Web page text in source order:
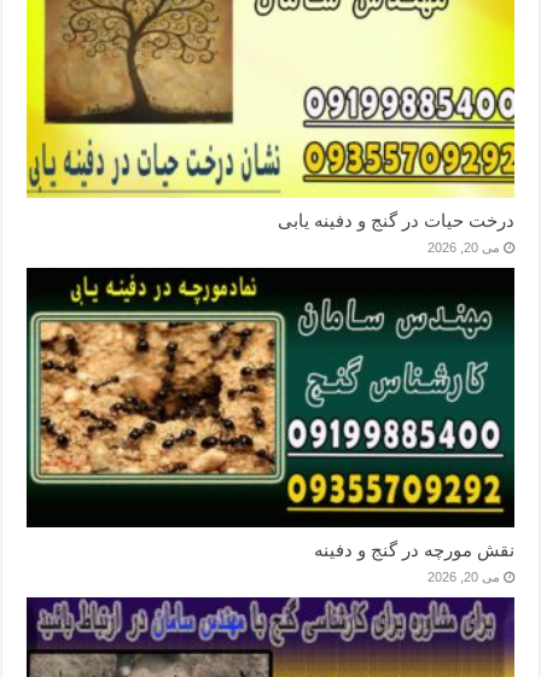
درخت حیات در گنج و دفینه یابی
می 20, 2026
نقش مورچه در گنج و دفینه
می 20, 2026